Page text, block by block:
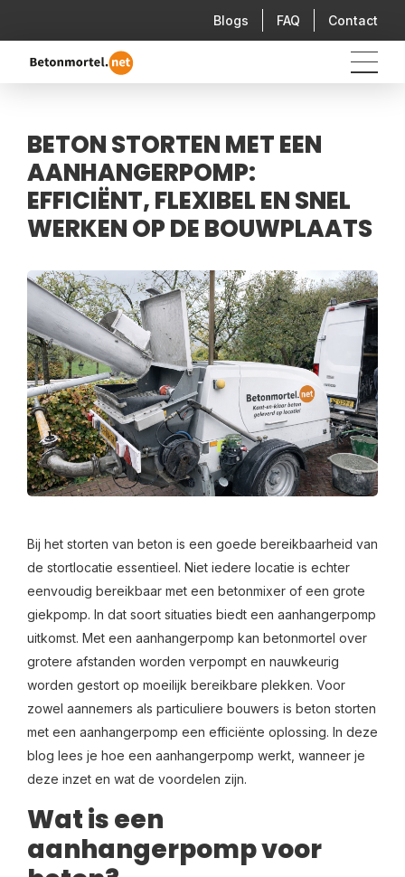
Blogs FAQ Contact
BETON STORTEN MET EEN
AANHANGERPOMP:
EFFICIËNT, FLEXIBEL EN SNEL
WERKEN OP DE BOUWPLAATS
Bij het storten van beton is een goede bereikbaarheid van
de stortlocatie essentieel. Niet iedere locatie is echter
eenvoudig bereikbaar met een betonmixer of een grote
giekpomp. In dat soort situaties biedt een aanhangerpomp
uitkomst. Met een aanhangerpomp kan betonmortel over
grotere afstanden worden verpompt en nauwkeurig
worden gestort op moeilijk bereikbare plekken. Voor
zowel aannemers als particuliere bouwers is beton storten
met een aanhangerpomp een efficiënte oplossing. In deze
blog lees je hoe een aanhangerpomp werkt, wanneer je
deze inzet en wat de voordelen zijn.
Wat is een
aanhangerpomp voor